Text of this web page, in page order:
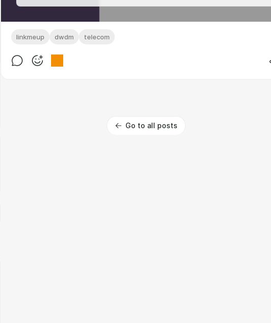
linkmeup dwdm telecom
Go to all posts